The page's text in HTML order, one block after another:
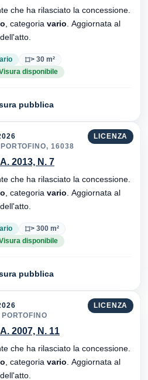
che ha rilasciato la concessione.
, categoria vario
dell'atto.
> 30 m²
disponibile
pubblica
LICENZA
16038
2013, N. 7
che ha rilasciato la concessione.
, categoria vario
dell'atto.
> 300 m²
disponibile
pubblica
LICENZA
2007, N. 11
che ha rilasciato la concessione.
, categoria vario
dell'atto.